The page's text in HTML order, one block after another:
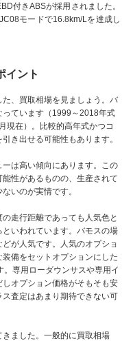
付きABSが採用されました。
モードで16.8km/Lを達成し
イント
、買取相場を見ましょう。バ
っています（1999～2018年式
現在）。比較的高年式かつコ
き出せる可能性もあります。
は高い傾向にあります。この
性があるものの、生産されて
いのが実情です。
走行距離であっても人気色と
いわれています。バモスの場
が人気です。人気のオプショ
備をセットオプションにした
。専用ローダウンサスや専用イ
オプション価格がそもそも安
査定はあまり期待できない可
ました。一般的に買取相場